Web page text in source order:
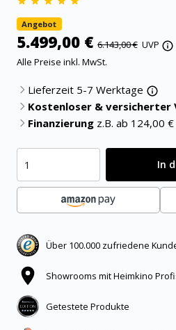
Angebot
5.499,00 € 6.143,00 € UVP
Alle Preise inkl. MwSt.
Lieferzeit 5-7 Werktage
Kostenloser & versicherter
Finanzierung z.B. ab 124,00
In
Über 100.000 zufriedene
Showrooms mit Heimkino
Getestete Produkte